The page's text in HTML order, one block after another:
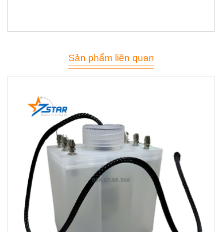
Sản phẩm liên quan